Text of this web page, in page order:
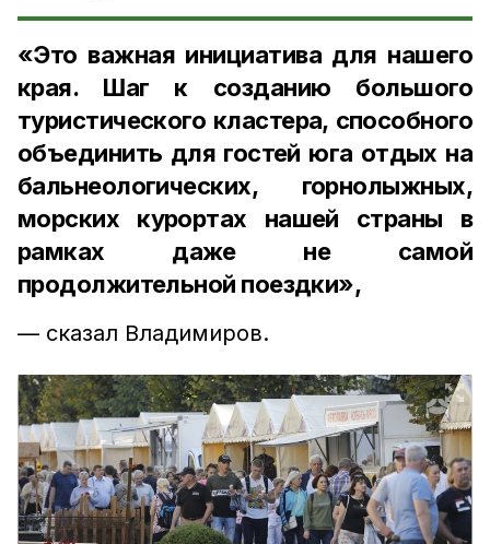
«Это важная инициатива для нашего
края. Шаг к созданию большого
туристического кластера, способного
объединить для гостей юга отдых на
бальнеологических, горнолыжных,
морских курортах нашей страны в
рамках даже не самой
продолжительной поездки»,
— сказал Владимиров.